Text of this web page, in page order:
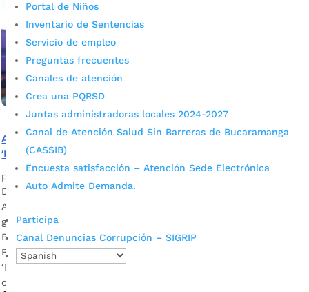
Portal de Niños
Inventario de Sentencias
Servicio de empleo
Preguntas frecuentes
Canales de atención
Crea una PQRSD
Juntas administradoras locales 2024-2027
Canal de Atención Salud Sin Barreras de Bucaramanga
(CASSIB)
Encuesta satisfacción – Atención Sede Electrónica
Auto Admite Demanda.
Participa
Canal Denuncias Corrupción – SIGRIP
Alcaldía de Bucaramanga participó en el Primer Foro
‘Mujeres Policías que inspiran’
por
Durante el evento, se ratificó el compromiso de la
Administración Municipal con la prevención en violencia de
género. Natalia Durán – Secretaria de Desarrollo Social de
Bucaramanga Descargar audios La Alcaldía de
Bucaramanga participó este lunes en el Primer Foro
‘Mujeres Policías que inspiran’ –realizado a propósito de la
conmemoración del Día de la Mujer–, […]